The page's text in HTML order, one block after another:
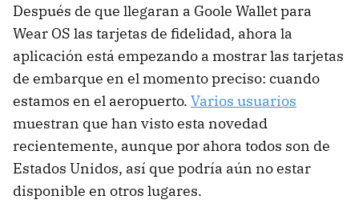
Después de que llegaran a Goole Wallet para
Wear OS las tarjetas de fidelidad, ahora la
aplicación está empezando a mostrar las tarjetas
de embarque en el momento preciso: cuando
estamos en el aeropuerto. Varios usuarios
muestran que han visto esta novedad
recientemente, aunque por ahora todos son de
Estados Unidos, así que podría aún no estar
disponible en otros lugares.